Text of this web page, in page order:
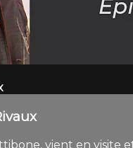
vient en visite